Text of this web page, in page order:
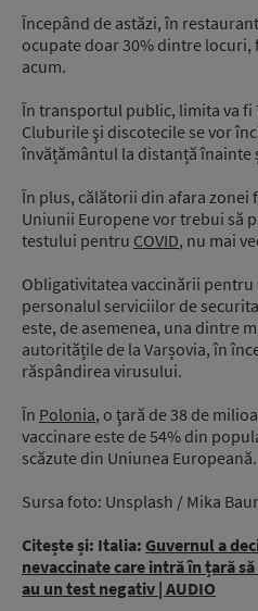
Începând de astăzi, în
ocupate doar 30% dintre locuri,
acum.
În transportul public, limita va fi
Cluburile şi discotecile se vor
învățământul la distanță înainte
În plus, călătorii din afara zonei
Uniunii Europene vor trebui să
testului pentru COVID, nu mai
Obligativitatea vaccinării
personalul serviciilor de
este, de asemenea, una dintre
autoritățile de la Varșovia, în
răspândirea virusului.
În Polonia, o ţară de 38 de
vaccinare este de 54% din
scăzute din Uniunea Europeană.
Sursa foto: Unsplash / Mika
Citește și: Italia: Guvernul a
nevaccinate care intră în țară
au un test negativ | AUDIO